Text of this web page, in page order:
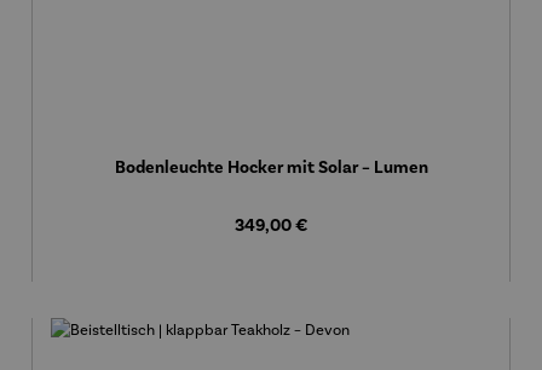
Bodenleuchte Hocker mit Solar – Lumen
Regulärer Preis:
349,00 €